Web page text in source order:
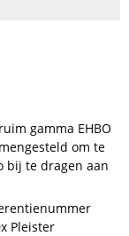
gamma EHBO
om te
bij te dragen aan
Pleister